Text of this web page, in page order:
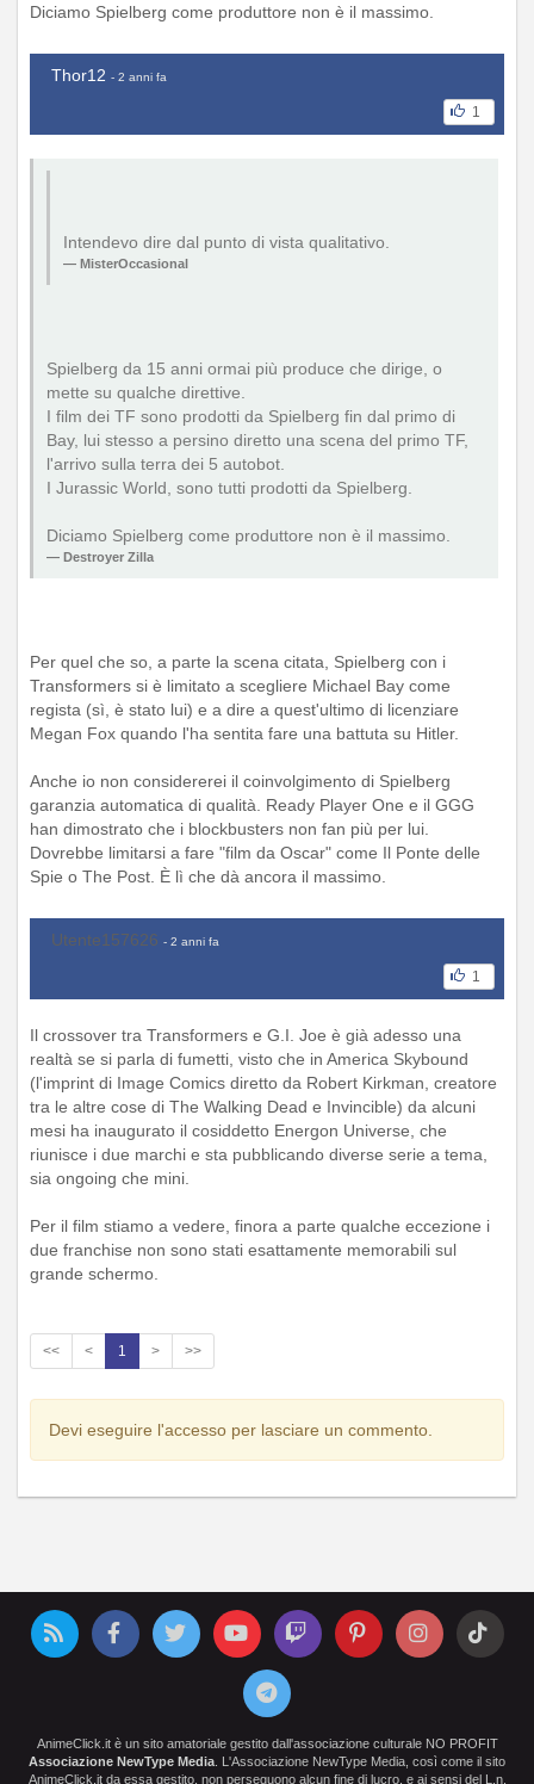
Diciamo Spielberg come produttore non è il massimo.
Thor12 - 2 anni fa
1
Intendevo dire dal punto di vista qualitativo.
MisterOccasional
Spielberg da 15 anni ormai più produce che dirige, o
mette su qualche direttive.
I film dei TF sono prodotti da Spielberg fin dal primo di
Bay, lui stesso a persino diretto una scena del primo TF,
l'arrivo sulla terra dei 5 autobot.
I Jurassic World, sono tutti prodotti da Spielberg.
Diciamo Spielberg come produttore non è il massimo.
Destroyer Zilla
Per quel che so, a parte la scena citata, Spielberg con i
Transformers si è limitato a scegliere Michael Bay come
regista (sì, è stato lui) e a dire a quest'ultimo di licenziare
Megan Fox quando l'ha sentita fare una battuta su Hitler.
Anche io non considererei il coinvolgimento di Spielberg
garanzia automatica di qualità. Ready Player One e il GGG
han dimostrato che i blockbusters non fan più per lui.
Dovrebbe limitarsi a fare "film da Oscar" come Il Ponte delle
Spie o The Post. È lì che dà ancora il massimo.
Utente157626 - 2 anni fa
1
Il crossover tra Transformers e G.I. Joe è già adesso una
realtà se si parla di fumetti, visto che in America Skybound
(l'imprint di Image Comics diretto da Robert Kirkman, creatore
tra le altre cose di The Walking Dead e Invincible) da alcuni
mesi ha inaugurato il cosiddetto Energon Universe, che
riunisce i due marchi e sta pubblicando diverse serie a tema,
sia ongoing che mini.
Per il film stiamo a vedere, finora a parte qualche eccezione i
due franchise non sono stati esattamente memorabili sul
grande schermo.
<< < 1 > >>
Devi eseguire l'accesso per lasciare un commento.
AnimeClick.it è un sito amatoriale gestito dall'associazione culturale NO PROFIT
Associazione NewType Media. L'Associazione NewType Media, così come il sito
AnimeClick.it da essa gestito, non perseguono alcun fine di lucro, e ai sensi del L.n.